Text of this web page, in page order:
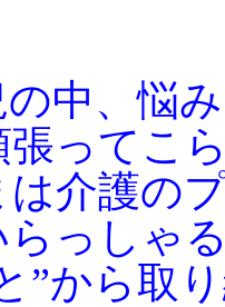
中、悩
張ってこ
介護の
っしゃ
”から取